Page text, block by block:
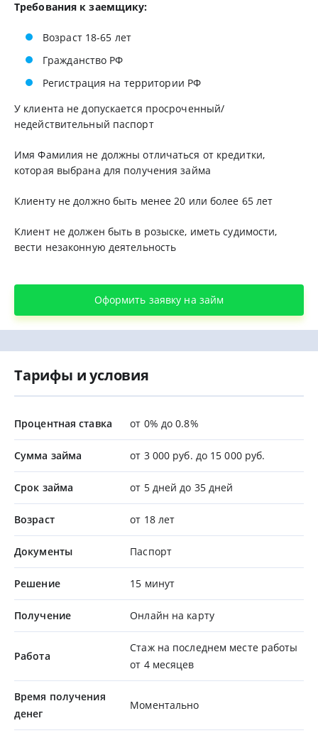
Требования к заемщику:
Возраст 18-65 лет
Гражданство РФ
Регистрация на территории РФ
У клиента не допускается просроченный/
недействительный паспорт
Имя Фамилия не должны отличаться от кредитки,
которая выбрана для получения займа
Клиенту не должно быть менее 20 или более 65 лет
Клиент не должен быть в розыске, иметь судимости,
вести незаконную деятельность
Оформить заявку на займ
Тарифы и условия
Процентная ставка от 0% до 0.8%
Сумма займа от 3 000 руб. до 15 000 руб.
Срок займа от 5 дней до 35 дней
Возраст от 18 лет
Документы Паспорт
Решение 15 минут
Получение Онлайн на карту
Работа
Стаж на последнем месте работы
от 4 месяцев
Время получения
денег
Моментально